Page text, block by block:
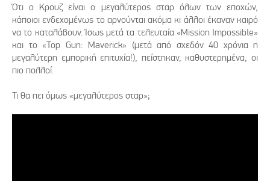
Ότι ο Κρουζ είναι ο μεγαλύτερος σταρ όλων των εποχών,
κάποιοι ενδεχομένως το αρνούνται ακόμα κι άλλοι έκαναν καιρό
να το καταλάβουν. Ίσως μετά τα τελευταία «Mission Impossible»
και το «Top Gun: Maverick» (μετά από σχεδόν 40 χρόνια η
μεγαλύτερη εμπορική επιτυχία!), πείστηκαν, καθυστερημένα, οι
πιο πολλοί.
Τι θα πει όμως «μεγαλύτερος σταρ»;